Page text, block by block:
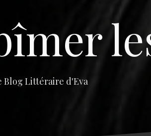
Blog Littéraire d'Eva